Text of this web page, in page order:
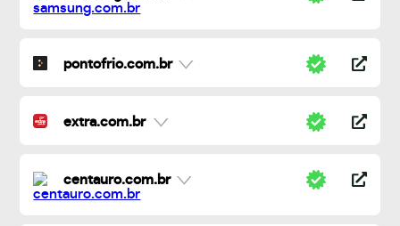
pontofrio.com.br
extra.com.br
centauro.com.br